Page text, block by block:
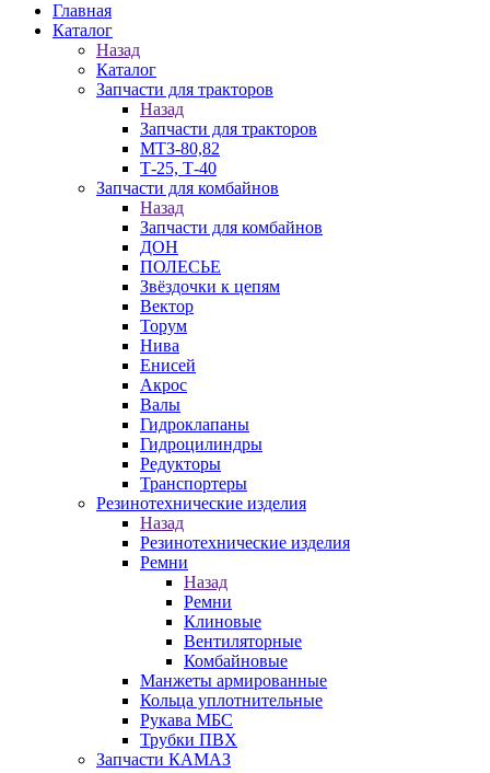
Главная
Каталог
Назад
Каталог
Запчасти для тракторов
Назад
Запчасти для тракторов
МТЗ-80,82
Т-25, Т-40
Запчасти для комбайнов
Назад
Запчасти для комбайнов
ДОН
ПОЛЕСЬЕ
Звёздочки к цепям
Вектор
Торум
Нива
Енисей
Акрос
Валы
Гидроклапаны
Гидроцилиндры
Редукторы
Транспортеры
Резинотехнические изделия
Назад
Резинотехнические изделия
Ремни
Назад
Ремни
Клиновые
Вентиляторные
Комбайновые
Манжеты армированные
Кольца уплотнительные
Рукава МБС
Трубки ПВХ
Запчасти КАМАЗ